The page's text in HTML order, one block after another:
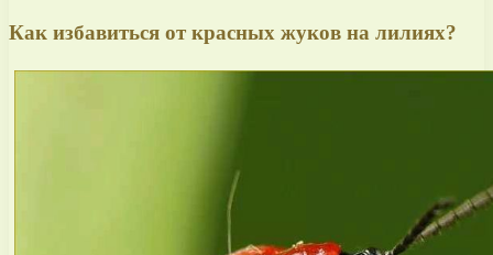
Как избавиться от красных жуков на лилиях?